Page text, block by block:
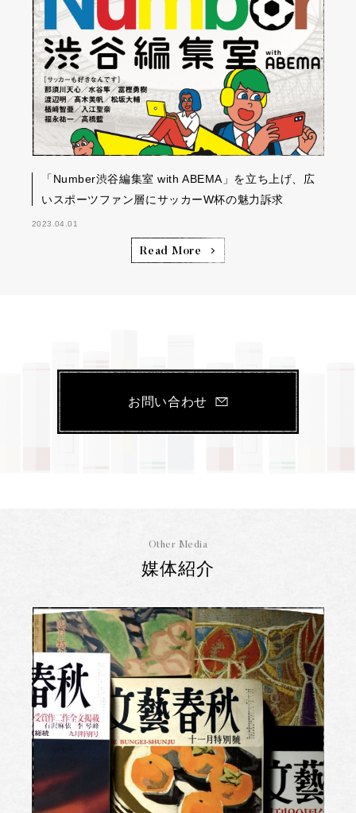
「Number渋谷編集室 with ABEMA」を立ち上げ、広
いスポーツファン層にサッカーW杯の魅力訴求
2023.04.01
Read More
お問い合わせ
Other Media
媒体紹介